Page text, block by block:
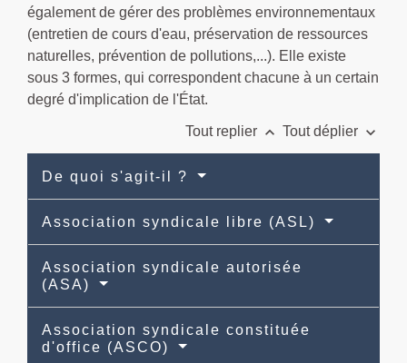
également de gérer des problèmes environnementaux
(entretien de cours d'eau, préservation de ressources
naturelles, prévention de pollutions,...). Elle existe
sous 3 formes, qui correspondent chacune à un certain
degré d'implication de l'État.
Tout replier keyboard_arrow_up Tout déplier keyboard_arrow_down
De quoi s'agit-il ?
Association syndicale libre (ASL)
Association syndicale autorisée
(ASA)
Association syndicale constituée
d'office (ASCO)